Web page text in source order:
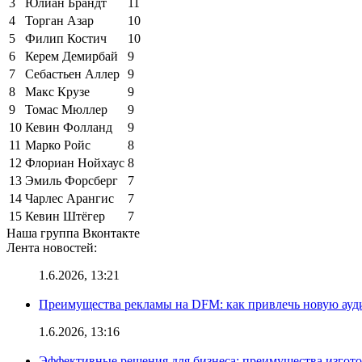
3
Юлиан Брандт
11
4
Торган Азар
10
5
Филип Костич
10
6
Керем Демирбай
9
7
Себастьен Аллер 9
8
Макс Крузе
9
9
Томас Мюллер
9
10 Кевин Фолланд
9
11 Марко Ройс
8
12 Флориан Нойхаус 8
13 Эмиль Форсберг
7
14 Чарлес Арангис
7
15 Кевин Штёгер
7
Наша группа Вконтакте
Лента новостей:
1.6.2026, 13:21
Преимущества рекламы на DFM: как привлечь новую
1.6.2026, 13:16